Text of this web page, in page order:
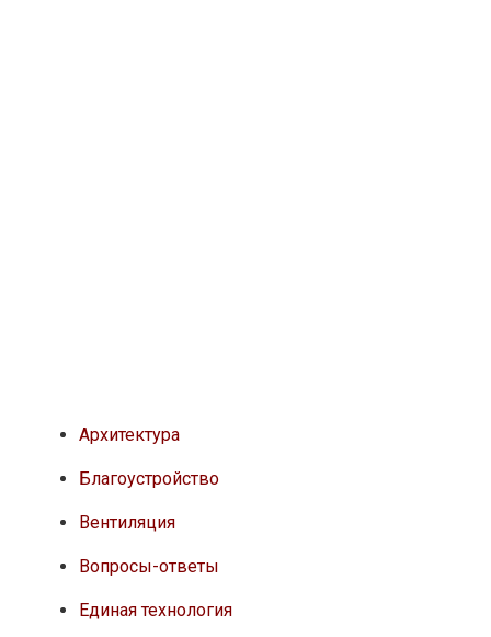
Архитектура
Благоустройство
Вентиляция
Вопросы-ответы
Единая технология